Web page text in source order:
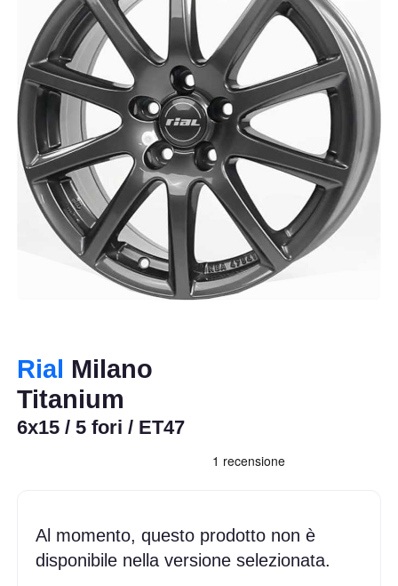
Rial Milano
Titanium
6x15 / 5 fori / ET47
Al momento, questo prodotto non è
disponibile nella versione selezionata.